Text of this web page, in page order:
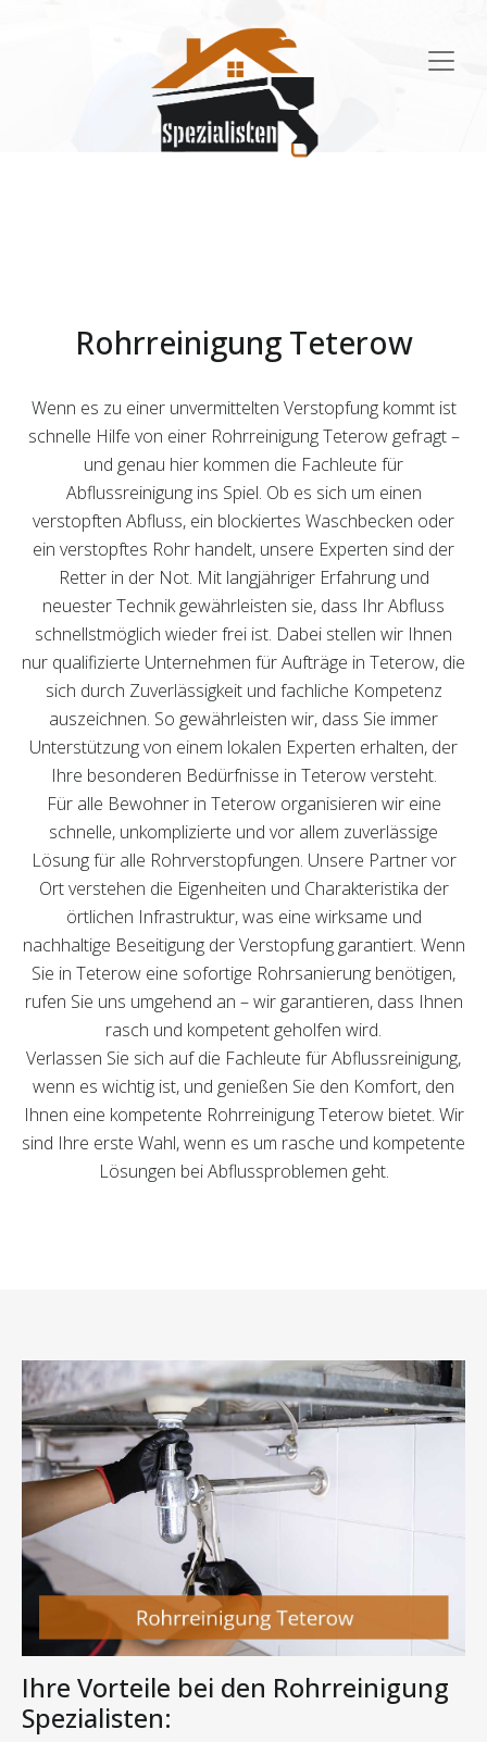
Rohrreinigung Teterow
Wenn es zu einer unvermittelten Verstopfung kommt ist
schnelle Hilfe von einer Rohrreinigung Teterow gefragt –
und genau hier kommen die Fachleute für
Abflussreinigung ins Spiel. Ob es sich um einen
verstopften Abfluss, ein blockiertes Waschbecken oder
ein verstopftes Rohr handelt, unsere Experten sind der
Retter in der Not. Mit langjähriger Erfahrung und
neuester Technik gewährleisten sie, dass Ihr Abfluss
schnellstmöglich wieder frei ist. Dabei stellen wir Ihnen
nur qualifizierte Unternehmen für Aufträge in Teterow, die
sich durch Zuverlässigkeit und fachliche Kompetenz
auszeichnen. So gewährleisten wir, dass Sie immer
Unterstützung von einem lokalen Experten erhalten, der
Ihre besonderen Bedürfnisse in Teterow versteht.
Für alle Bewohner in Teterow organisieren wir eine
schnelle, unkomplizierte und vor allem zuverlässige
Lösung für alle Rohrverstopfungen. Unsere Partner vor
Ort verstehen die Eigenheiten und Charakteristika der
örtlichen Infrastruktur, was eine wirksame und
nachhaltige Beseitigung der Verstopfung garantiert. Wenn
Sie in Teterow eine sofortige Rohrsanierung benötigen,
rufen Sie uns umgehend an – wir garantieren, dass Ihnen
rasch und kompetent geholfen wird.
Verlassen Sie sich auf die Fachleute für Abflussreinigung,
wenn es wichtig ist, und genießen Sie den Komfort, den
Ihnen eine kompetente Rohrreinigung Teterow bietet. Wir
sind Ihre erste Wahl, wenn es um rasche und kompetente
Lösungen bei Abflussproblemen geht.
Ihre Vorteile bei den Rohrreinigung
Spezialisten: